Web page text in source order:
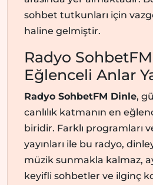
sohbet tutkunları için
haline gelmiştir.
Radyo
Eğlenceli Anlar
Radyo SohbetFM Dinle,
canlılık katmanın en
biridir. Farklı programları
yayınları ile bu radyo,
müzik sunmakla kalmaz,
keyifli sohbetler ve ilginç